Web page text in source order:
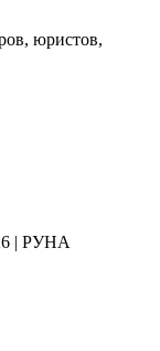
юристов,
| РУНА